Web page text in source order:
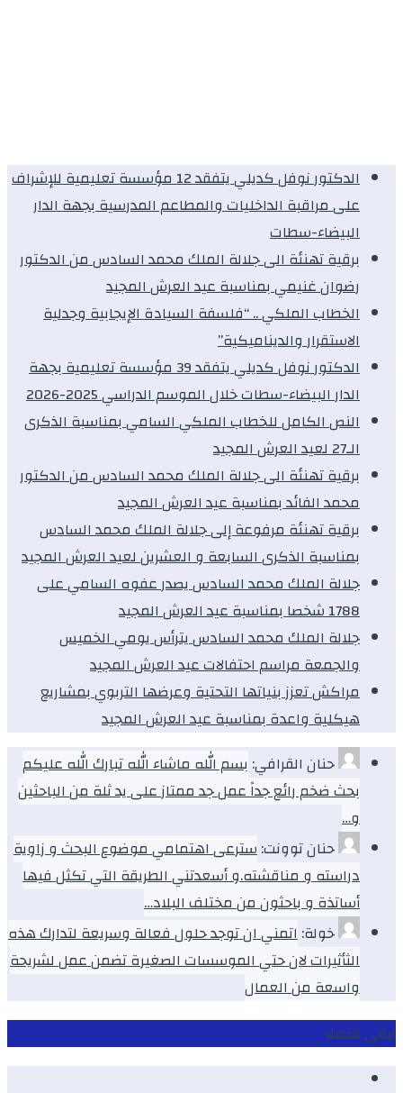
الدكتور نوفل كديلي يتفقد 12 مؤسسة تعليمية للإشراف
على مراقبة الداخليات والمطاعم المدرسية بجهة الدار
البيضاء-سطات
برقية تهنئة الى جلالة الملك محمد السادس من الدكتور
رضوان غنيمي بمناسبة عيد العرش المجيد
الخطاب الملكي .. “فلسفة السيادة الإيجابية وجدلية
الاستقرار والديناميكية”
الدكتور نوفل كديلي يتفقد 39 مؤسسة تعليمية بجهة
الدار البيضاء-سطات خلال الموسم الدراسي 2025-2026
النص الكامل للخطاب الملكي السامي بمناسبة الذكرى
الـ27 لعيد العرش المجيد
برقية تهنئة الى جلالة الملك محمد السادس من الدكتور
محمد الفائد بمناسبة عيد العرش المجيد
برقية تهنئة مرفوعة إلى جلالة الملك محمد السادس
بمناسبة الذكرى السابعة و العشرين لعيد العرش المجيد
جلالة الملك محمد السادس يصدر عفوه السامي على
1788 شخصا بمناسبة عيد العرش المجيد
جلالة الملك محمد السادس يترأس يومي الخميس
والجمعة مراسم احتفالات عيد العرش المجيد
مراكش تعزز بنياتها التحتية وعرضها التربوي بمشاريع
هيكلية واعدة بمناسبة عيد العرش المجيد
حنان القرافي: بسم الله ماشاء الله تبارك الله عليكم
بحث ضخم رائع جداً عمل جد ممتاز على يد ثلة من الباحثين
و…
حنان توونت:سترعى اهتمامي موضوع البحث و زاوية
دراسته و مناقشته.و أسعدتني الطريقة التي تكثل فيها
أساتذة و باحثون من مختلف البلاد…
خولة:اتمني ان توجد حلول فعالة وسريعة لتدارك هذه
الثأثيرات لان حتي الموسسات الصغيرة تضمن عمل لشريحة
واسعة من العمال
ابقى متصلا